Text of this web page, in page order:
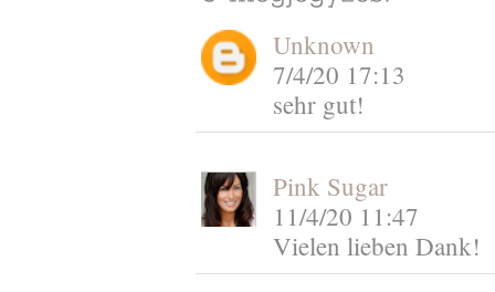
Unknown
7/4/20 17:13
sehr gut!
Pink Sugar
11/4/20 11:47
Vielen lieben Dank!